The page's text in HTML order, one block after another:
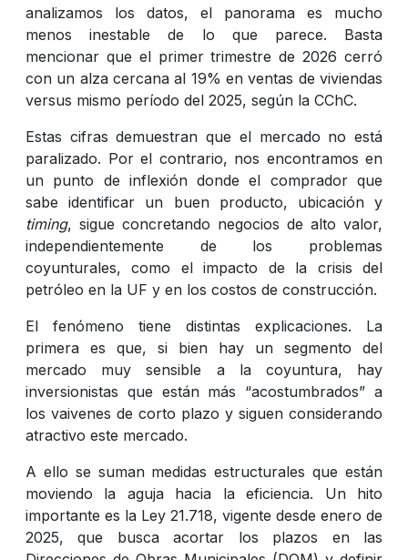
analizamos los datos, el panorama es mucho
menos inestable de lo que parece. Basta
mencionar que el primer trimestre de 2026 cerró
con un alza cercana al 19% en ventas de viviendas
versus mismo período del 2025, según la CChC.
Estas cifras demuestran que el mercado no está
paralizado. Por el contrario, nos encontramos en
un punto de inflexión donde el comprador que
sabe identificar un buen producto, ubicación y
timing, sigue concretando negocios de alto valor,
independientemente de los problemas
coyunturales, como el impacto de la crisis del
petróleo en la UF y en los costos de construcción.
El fenómeno tiene distintas explicaciones. La
primera es que, si bien hay un segmento del
mercado muy sensible a la coyuntura, hay
inversionistas que están más “acostumbrados” a
los vaivenes de corto plazo y siguen considerando
atractivo este mercado.
A ello se suman medidas estructurales que están
moviendo la aguja hacia la eficiencia. Un hito
importante es la Ley 21.718, vigente desde enero de
2025, que busca acortar los plazos en las